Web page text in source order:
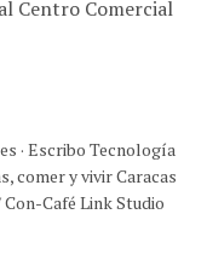
Centro Comercial
· Escribo Tecnología
comer y vivir Caracas
Café Link Studio